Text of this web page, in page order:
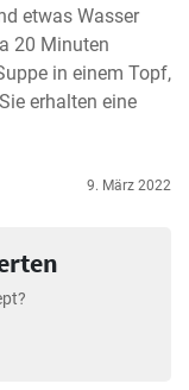
etwas Wasser
20 Minuten
in einem Topf,
erhalten eine
9. März 2022